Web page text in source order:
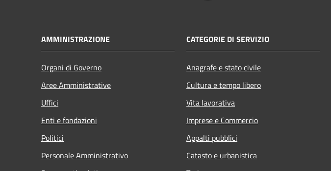
AMMINISTRAZIONE
Organi di Governo
Aree Amministrative
Uffici
Enti e fondazioni
Politici
Personale Amministrativo
CATEGORIE DI SERVIZIO
Anagrafe e stato civile
Cultura e tempo libero
Vita lavorativa
Imprese e Commercio
Appalti pubblici
Catasto e urbanistica